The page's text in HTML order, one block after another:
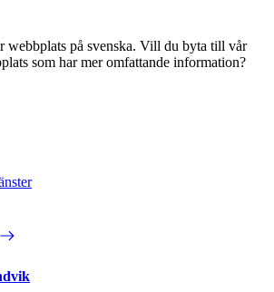
webbplats på svenska. Vill du byta till vår
som har mer omfattande information?